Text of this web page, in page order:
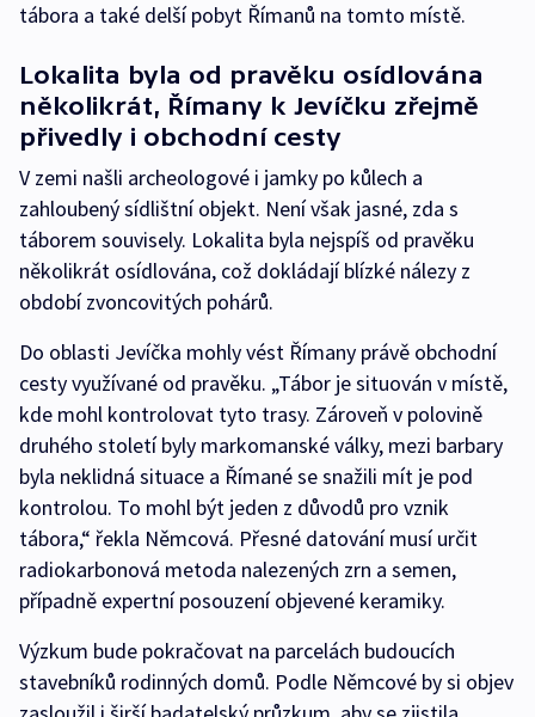
tábora a také delší pobyt Římanů na tomto místě.
Lokalita byla od pravěku osídlována
několikrát, Římany k Jevíčku zřejmě
přivedly i obchodní cesty
V zemi našli archeologové i jamky po kůlech a
zahloubený sídlištní objekt. Není však jasné, zda s
táborem souvisely. Lokalita byla nejspíš od pravěku
několikrát osídlována, což dokládají blízké nálezy z
období zvoncovitých pohárů.
Do oblasti Jevíčka mohly vést Římany právě obchodní
cesty využívané od pravěku. „Tábor je situován v místě,
kde mohl kontrolovat tyto trasy. Zároveň v polovině
druhého století byly markomanské války, mezi barbary
byla neklidná situace a Římané se snažili mít je pod
kontrolou. To mohl být jeden z důvodů pro vznik
tábora,“ řekla Němcová. Přesné datování musí určit
radiokarbonová metoda nalezených zrn a semen,
případně expertní posouzení objevené keramiky.
Výzkum bude pokračovat na parcelách budoucích
stavebníků rodinných domů. Podle Němcové by si objev